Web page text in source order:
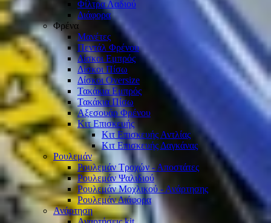
Φίλτρα Λαδιού
Διάφορα
Φρένα
Μανέτες
Πεντάλ Φρένου
Δίσκοι Εμπρός
Δίσκοι Πίσω
Δίσκοι Oversize
Τακάκια Εμπρός
Τακάκια Πίσω
Αξεσουάρ Φρένου
Κιτ Επισκευής
Κιτ Επισκευής Αντλίας
Κιτ Επισκευής Δαγκάνας
Ρουλεμάν
Ρουλεμάν Τροχών - Αποστάτες
Ρουλεμάν Ψαλιδιού
Ρουλεμάν Μοχλικού - Ανάρτησης
Ρουλεμάν Διάφορα
Ανάρτηση